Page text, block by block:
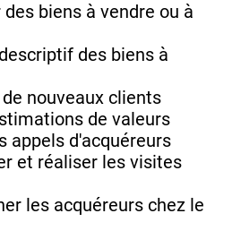
des biens à vendre ou à
des biens à
nouveaux clients
de valeurs
appels d'acquéreurs
et réaliser les visites
les acquéreurs chez le